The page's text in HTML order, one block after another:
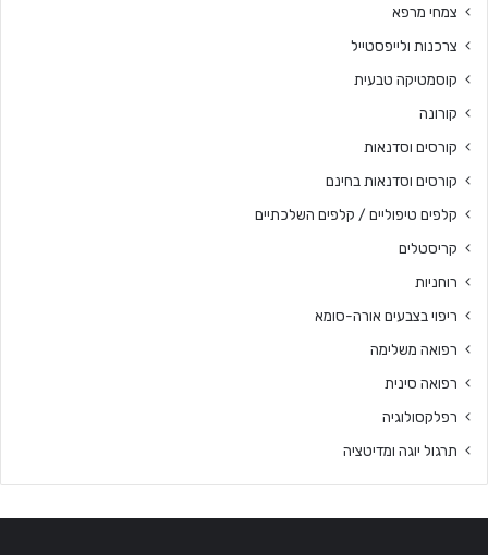
צמחי מרפא
צרכנות ולייפסטייל
קוסמטיקה טבעית
קורונה
קורסים וסדנאות
קורסים וסדנאות בחינם
קלפים טיפוליים / קלפים השלכתיים
קריסטלים
רוחניות
ריפוי בצבעים אורה-סומא
רפואה משלימה
רפואה סינית
רפלקסולוגיה
תרגול יוגה ומדיטציה